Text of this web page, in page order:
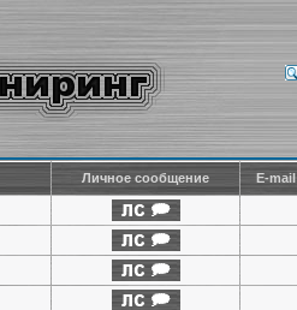
Личное сообщение E-